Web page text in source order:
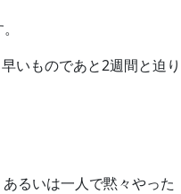
いものであと2週間と迫り
るいは一人で黙々やった